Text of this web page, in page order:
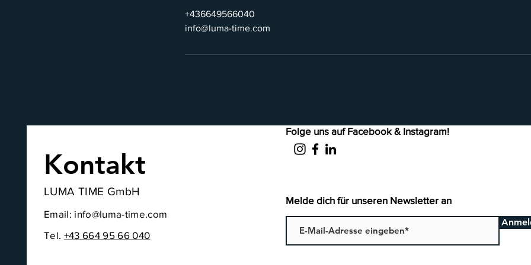
+436649566040
info@luma-time.com
Kontakt
LUMA TIME GmbH
Email: info@luma-time.com
Tel. +43 664 95 66 040
Melde dich für unseren Newsletter an
Folge uns auf Facebook & Instagram!